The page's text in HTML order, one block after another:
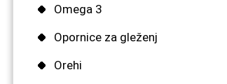
Omega 3
Opornice za gleženj
Orehi